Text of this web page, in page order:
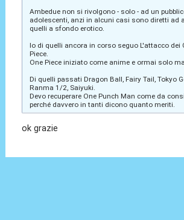
Ambedue non si rivolgono - solo - ad un
adolescenti, anzi in alcuni casi sono diretti ad
quelli a sfondo erotico.
Io di quelli ancora in corso seguo L'attacco dei
Piece.
One Piece iniziato come anime e ormai solo
Di quelli passati Dragon Ball, Fairy Tail, Tokyo
Ranma 1/2, Saiyuki.
Devo recuperare One Punch Man come da
perché davvero in tanti dicono quanto meriti.
ok grazie